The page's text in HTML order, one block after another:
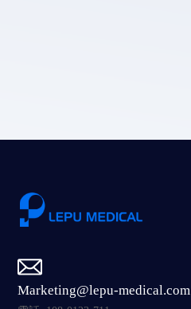
Marketing@lepu-medical.com